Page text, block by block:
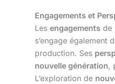
Engagements et
Les engagements de
s’engage également
production. Ses
nouvelle génération,
L’exploration de